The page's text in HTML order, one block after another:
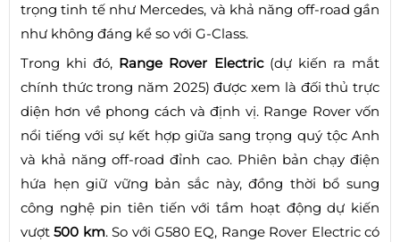
trọng tinh tế như Mercedes, và khả năng off-road gần
như không đáng kể so với G-Class.
Trong khi đó, Range Rover Electric(dự kiến ra mắt
chính thức trong năm 2025) được xem là đối thủ trực
diện hơn về phong cách và định vị. Range Rover vốn
nổi tiếng với sự kết hợp giữa sang trọng quý tộc Anh
và khả năng off-road đỉnh cao. Phiên bản chạy điện
hứa hẹn giữ vững bản sắc này, đồng thời bổ sung
công nghệ pin tiên tiến với tầm hoạt động dự kiến
vượt500 km. So với G580 EQ, Range Rover Electric có